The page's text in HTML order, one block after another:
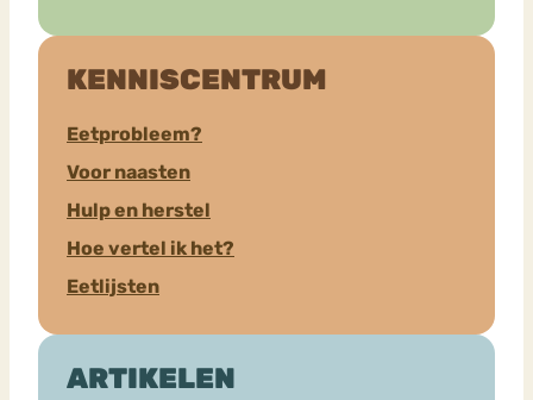
KENNISCENTRUM
Eetprobleem?
Voor naasten
Hulp en herstel
Hoe vertel ik het?
Eetlijsten
ARTIKELEN